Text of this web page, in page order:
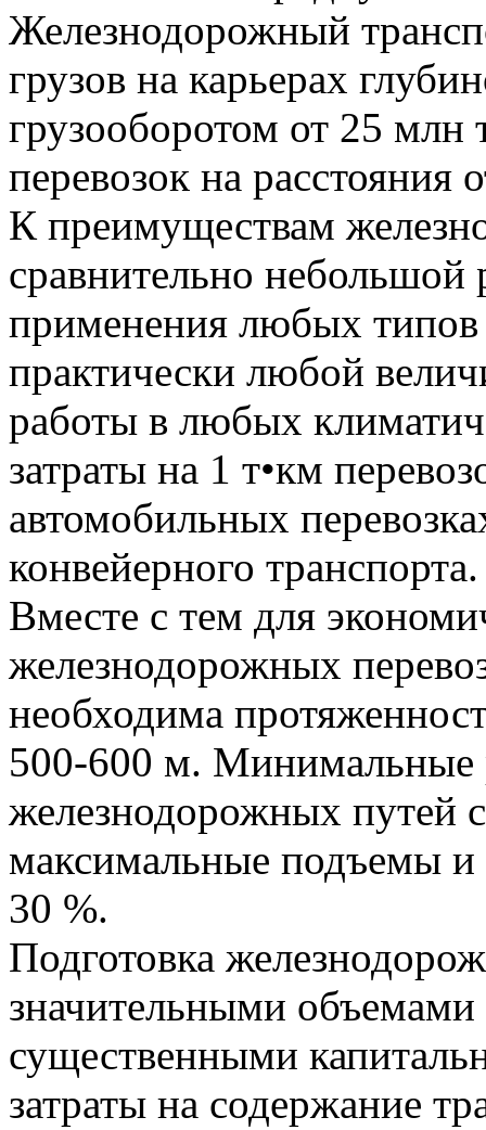
Железнодорожный
грузов на карьерах
грузооборотом от 25 млн
перевозок на расстояния
К преимуществам
сравнительно небольшой
применения любых
практически любой
работы в любых
затраты на 1 т•км
автомобильных
конвейерного транспорта.
Вместе с тем для
железнодорожных
необходима
500-600 м. Минимальные
железнодорожных путей
максимальные подъемы
30 %.
Подготовка
значительными объемами
существенными
затраты на содержание